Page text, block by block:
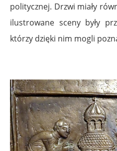
politycznej. Drzwi miały
ilustrowane sceny były
którzy dzięki nim mogli